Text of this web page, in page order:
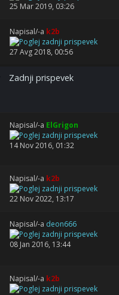
25 Mar 2019, 03:26
Napisal/-a k2b
27 Avg 2018, 00:56
Zadnji prispevek
Napisal/-a ElGrigon
14 Nov 2016, 01:32
Napisal/-a k2b
22 Nov 2022, 13:17
Napisal/-a deon666
08 Jan 2016, 13:44
Napisal/-a k2b